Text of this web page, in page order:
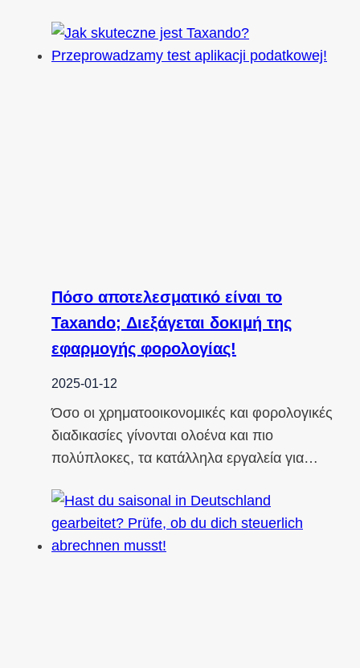
Πόσο αποτελεσματικό είναι το
Taxando; Διεξάγεται δοκιμή της
εφαρμογής φορολογίας!
2025-01-12
Όσο οι χρηματοοικονομικές και φορολογικές
διαδικασίες γίνονται ολοένα και πιο
πολύπλοκες, τα κατάλληλα εργαλεία για…